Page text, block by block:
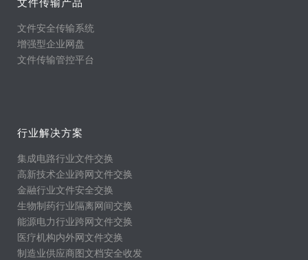
文件安全传输系统
增强型企业网盘
文件传输管控平台
行业解决方案
集成电路行业文件交换
高新技术企业跨网文件交换
金融行业文件安全交换
生物制药行业隔离网间交换
能源电力行业跨网文件交换
医疗机构内外网文件交换
制造业供应商图文档安全收发